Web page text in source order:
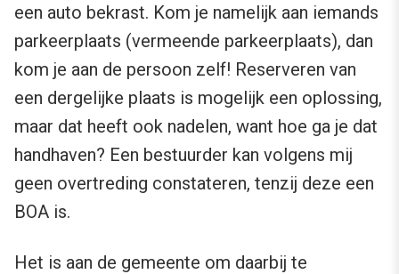
een auto bekrast. Kom je namelijk aan iemands
parkeerplaats (vermeende parkeerplaats), dan
kom je aan de persoon zelf! Reserveren van
een dergelijke plaats is mogelijk een oplossing,
maar dat heeft ook nadelen, want hoe ga je dat
handhaven? Een bestuurder kan volgens mij
geen overtreding constateren, tenzij deze een
BOA is.
Het is aan de gemeente om daarbij te